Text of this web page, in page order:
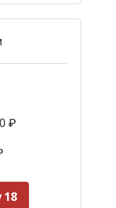
₽
18